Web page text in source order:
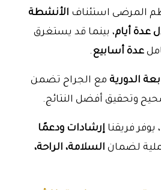
المرضى استئناف الأنشطة
عدة أيام، بينما قد يستغرق
عدة أسابيع.
الدورية مع الجراح تضمن
وتحقيق أفضل النتائج.
، يوفر فريقنا إرشادات ودعمًا
لضمان السلامة، الراحة،